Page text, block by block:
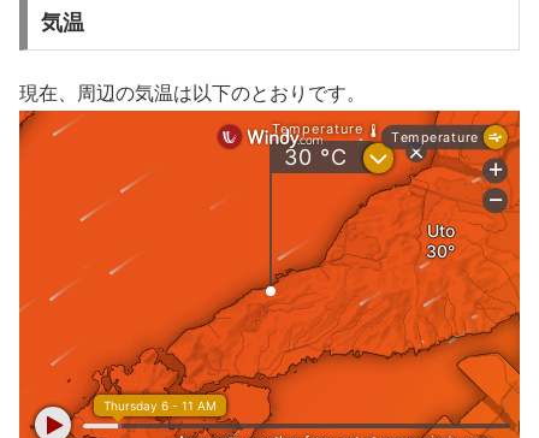
気温
現在、周辺の気温は以下のとおりです。